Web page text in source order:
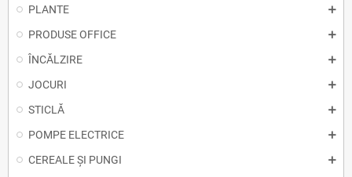
PLANTE
PRODUSE OFFICE
ÎNCĂLZIRE
JOCURI
STICLĂ
POMPE ELECTRICE
CEREALE ȘI PUNGI